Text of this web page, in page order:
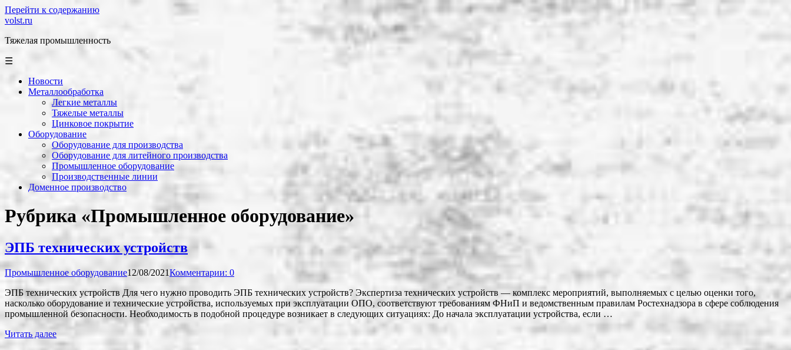
Перейти к содержанию
volst.ru
Тяжелая промышленность
☰
Новости
Металлообработка
Легкие металлы
Тяжелые металлы
Цинковое покрытие
Оборудование
Оборудование для производства
Оборудование для литейного производства
Промышленное оборудование
Производственные линии
Доменное производство
Рубрика «Промышленное оборудование»
ЭПБ технических устройств
Промышленное оборудование12/08/2021Комментарии: 0
ЭПБ технических устройств Для чего нужно проводить ЭПБ технических устройств? Экспертиза технических устройств — комплекс мероприятий, выполняемых с целью оценки того,
насколько оборудование и технические устройства, используемых при эксплуатации ОПО, соответствуют требованиям ФНиП и ведомственным правилам Ростехнадзора в сфере соблюдения
промышленной безопасности. Необходимость в подобной процедуре возникает в следующих ситуациях: До начала эксплуатации устройства, если …
Читать далее